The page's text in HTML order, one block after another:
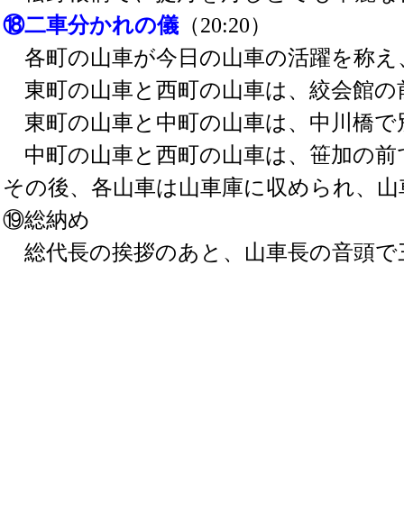
⑱二車分かれの儀 （20:20）
各町の山車が今日の山車の活躍を称
東町の山車と西町の山車は、絞会館
東町の山車と中町の山車は、中川橋
中町の山車と西町の山車は、笹加の
その後、各山車は山車庫に収められ、
⑲総納め
総代長の挨拶のあと、山車長の音頭